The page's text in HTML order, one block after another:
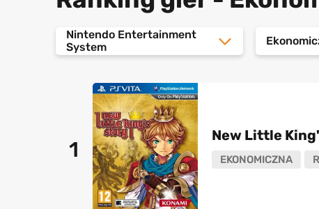
Nintendo Entertainment
System
1
New Little
EKONOMICZNA